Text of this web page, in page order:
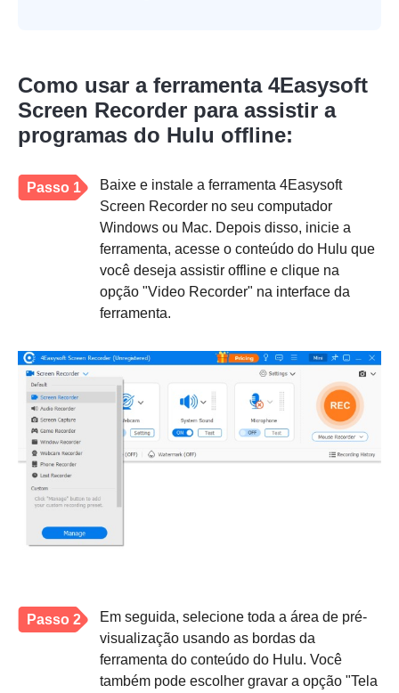
Como usar a ferramenta 4Easysoft
Screen Recorder para assistir a
programas do Hulu offline:
Passo 1
Baixe e instale a ferramenta 4Easysoft
Screen Recorder no seu computador
Windows ou Mac. Depois disso, inicie a
ferramenta, acesse o conteúdo do Hulu que
você deseja assistir offline e clique na
opção "Video Recorder" na interface da
ferramenta.
Passo 2
Em seguida, selecione toda a área de pré-
visualização usando as bordas da
ferramenta do conteúdo do Hulu. Você
também pode escolher gravar a opção "Tela